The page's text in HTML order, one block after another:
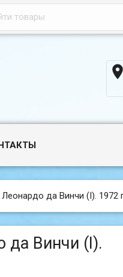

да Винчи (I). 1972
да Винчи (I).